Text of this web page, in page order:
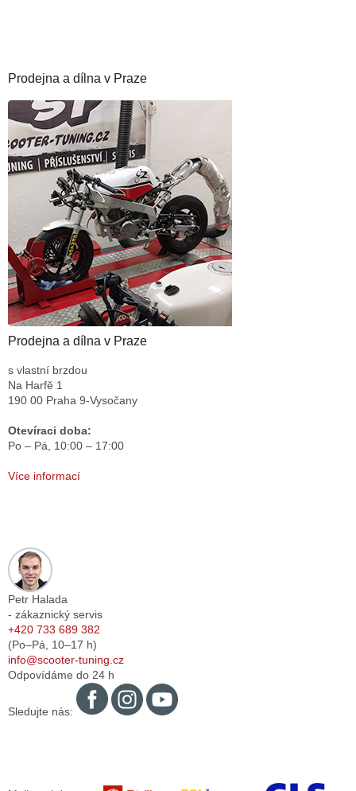
Prodejna a dílna v Praze
Prodejna a dílna v Praze
s vlastní brzdou
Na Harfě 1
190 00 Praha 9-Vysočany
Otevíraci doba:
Po – Pá, 10:00 – 17:00
Více informací
Petr Halada
- zákaznický servis
+420 733 689 382
(Po–Pá, 10–17 h)
info@scooter-tuning.cz
Odpovídáme do 24 h
Sledujte nás: